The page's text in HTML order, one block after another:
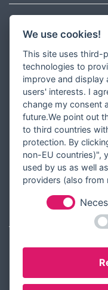
Versandinformationen
Partner werden
Designer werden
Über Tausendschön
Blog
Ratgeber
Unsere Partner
Kontakt aufnehmen
Allgemeine
Widerrufsbelehrung
We use cookies!
This site uses third-
technologies to
improve and display
users' interests. I
change my consent
future.We point out
to third countries
protection. By
non-EU countries)",
used by us as well
providers (also from